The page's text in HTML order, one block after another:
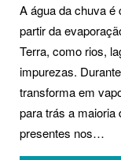
A água da chuva é
partir da
Terra, como rios,
impurezas.
transforma em
para trás a maioria
presentes nos…